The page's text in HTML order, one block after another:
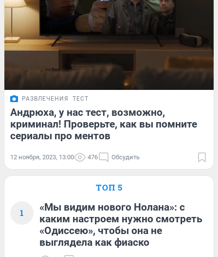
РАЗВЛЕЧЕНИЯ ТЕСТ
Андрюха, у нас тест, возможно,
криминал! Проверьте, как вы помните
сериалы про ментов
12 ноября, 2023, 13:00 476 Обсудить
ТОП 5
1
«Мы видим нового Нолана»: с
каким настроем нужно смотреть
«Одиссею», чтобы она не
выглядела как фиаско